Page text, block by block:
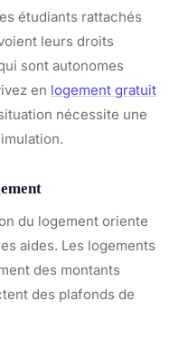
étudiants rattachés
leurs droits
sont autonomes
en logement gratuit
nécessite une
du logement oriente
aides. Les logements
des montants
des plafonds de